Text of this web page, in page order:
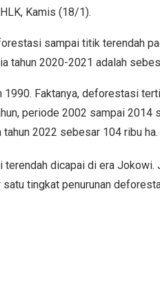
Kamis (18/1).
sampai titik terendah
tahun 2020-2021 adalah
Faktanya, deforestasi
periode 2002 sampai 2014
2022 sebesar 104 ribu ha.
dicapai di era Jokowi.
tingkat penurunan